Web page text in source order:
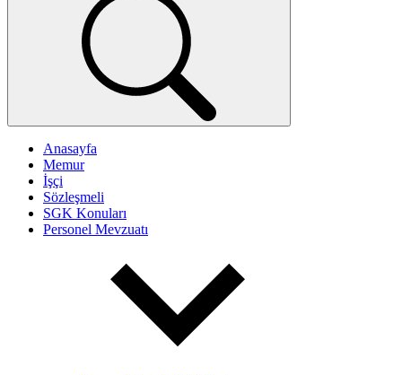
Anasayfa
Memur
İşçi
Sözleşmeli
SGK Konuları
Personel Mevzuatı